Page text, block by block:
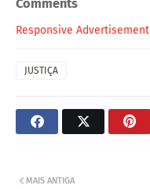
Comments
Responsive Advertisement
JUSTIÇA
MAIS ANTIGA